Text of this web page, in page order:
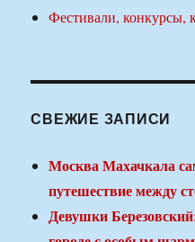
Фестивали, конкурсы,
СВЕЖИЕ ЗАПИСИ
Москва Махачкала
путешествие между
Девушки